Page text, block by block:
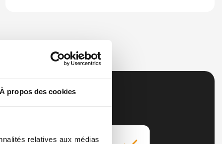
À propos des cookies
relatives aux médias